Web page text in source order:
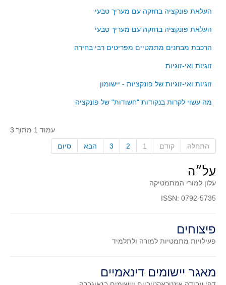
פונקציה רציונאלית
קעירות ונקודות פיתול
במבט נוסף
בעקבות מבחנים
גאומטריה
משפט פיתגורס
שטחים פיצוחים
מצולעים
משולשים
דמיון
גאומטריית המרחב
העלאת פונקציה בחזקה עם מעריך טבעי
העלאת פונקציה בחזקה עם מעריך טבעי
הרכבת מבחנים מתמטיים מפריטים רבי בחירה
זוגיות ואי-זוגיות
זוגיות ואי-זוגיות של פונקציות - יישומון
מה עשוי לקרות בנקודות "חשודות" של פונקציה
עמוד 1 מתוך 3
התחלה
קודם 1
2
3 הבא סיום
על״ה
עלון למורי המתמטיקה
ISSN: 0792-5735
פיצוחים
פעילויות מתמטיות למורה ולתלמיד
מאגר יישומים דינאמיים